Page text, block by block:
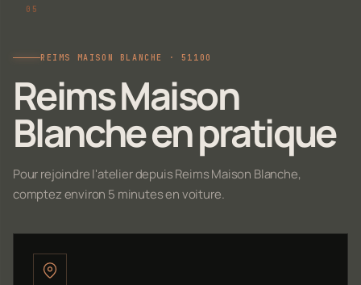
REIMS MAISON BLANCHE · 51100
Reims Maison
Blanche en pratique
Pour rejoindre l'atelier depuis Reims Maison Blanche,
comptez environ 5 minutes en voiture.